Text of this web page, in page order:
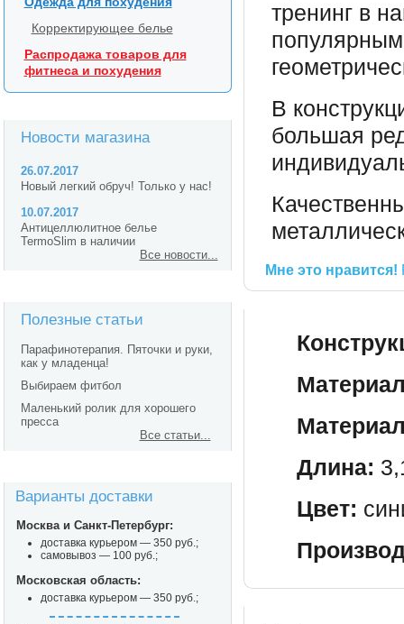
тренинг в
В
большая
Мне это нравится!
Длина:
Цвет:
Корректирующее белье
Распродажа товаров для
фитнеса и похудения
Новости магазина
26.07.2017
Новый легкий обруч! Только у нас!
10.07.2017
Антицеллюлитное белье
TermoSlim в наличии
Все новости...
Полезные статьи
Парафинотерапия. Пяточки и руки,
как у младенца!
Выбираем фитбол
Маленький ролик для хорошего
пресса
Все статьи...
Варианты доставки
Москва и Санкт-Петербург:
доставка курьером — 350 руб.;
самовывоз — 100 руб.;
Московская область:
доставка курьером — 350 руб.;